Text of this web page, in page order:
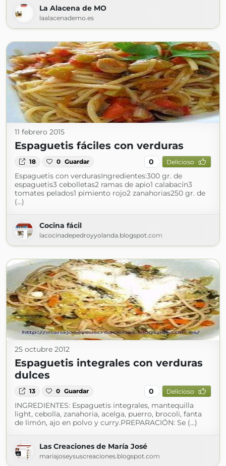
La Alacena de MO
laalacenademo.es
11 febrero 2015
Espaguetis fáciles con verduras
18 0 Guardar 0 Delicioso
Espaguetis con verdurasIngredientes:300 gr. de
espaguetis3 cebolletas2 ramas de apio1 calabacín3
tomates pelados1 pimiento rojo2 zanahorias250 gr. de
(...)
Cocina fácil
lacocinadepedroyyolanda.blogspot.com
25 octubre 2012
Espaguetis integrales con verduras
dulces
13 0 Guardar 0 Delicioso
INGREDIENTES: Espaguetis integrales, mantequilla
light, cebolla, zanahoria, acelga, puerro, brocoli, fanta
de limón, ajo en polvo y curry.PREPARACIÓN: Se (...)
Las Creaciones de María José
mariajoseysuscreaciones.blogspot.com